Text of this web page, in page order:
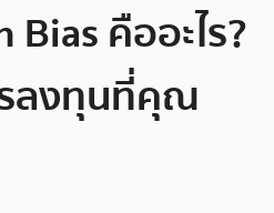
คืออะไร?
ลงทุนที่คุณ